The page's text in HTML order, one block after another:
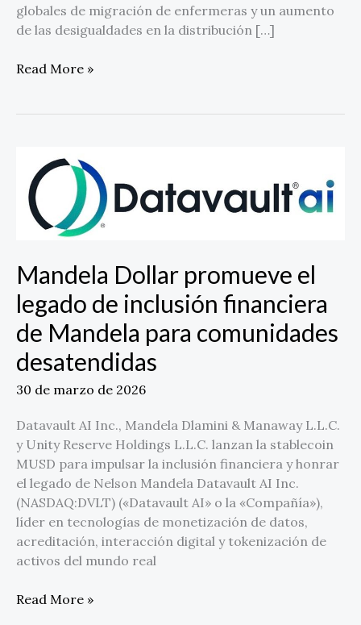
globales de migración de enfermeras y un aumento
de las desigualdades en la distribución […]
Read More »
Mandela Dollar promueve el
legado de inclusión financiera
de Mandela para comunidades
desatendidas
30 de marzo de 2026
Datavault AI Inc., Mandela Dlamini & Manaway L.L.C.
y Unity Reserve Holdings L.L.C. lanzan la stablecoin
MUSD para impulsar la inclusión financiera y honrar
el legado de Nelson Mandela Datavault AI Inc.
(NASDAQ:DVLT) («Datavault AI» o la «Compañía»),
líder en tecnologías de monetización de datos,
acreditación, interacción digital y tokenización de
activos del mundo real
Mandela
Dollar
promueve
legado
inclusión
financiera
de
Mandela
para
comunidades
desatendidas
Read More »